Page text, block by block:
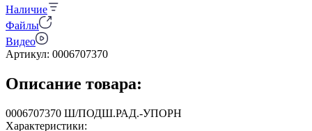
Наличие
Файлы
Видео
Артикул: 0006707370
Описание товара:
0006707370 Ш/ПОДШ.РАД.-УПОРН
Характеристики: